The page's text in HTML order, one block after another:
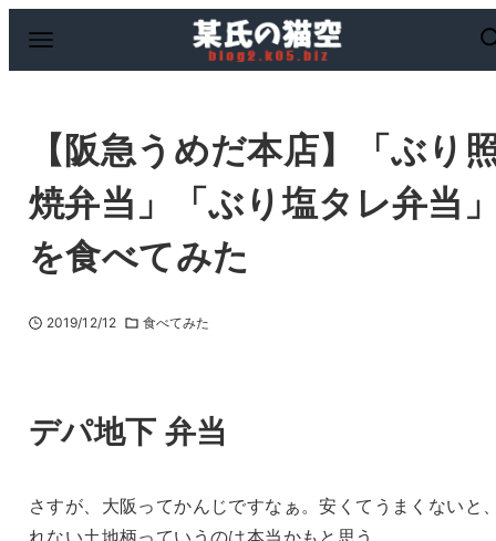
【阪急うめだ本店】「ぶり
焼弁当」「ぶり塩タレ弁当
を食べてみた
2019/12/12 食べてみた
デパ地下 弁当
さすが、大阪ってかんじですなぁ。安くてうまくないと
れない土地柄っていうのは本当かもと思う。